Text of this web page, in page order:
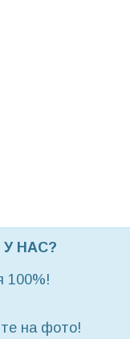
НАС?
100%!
на фото!